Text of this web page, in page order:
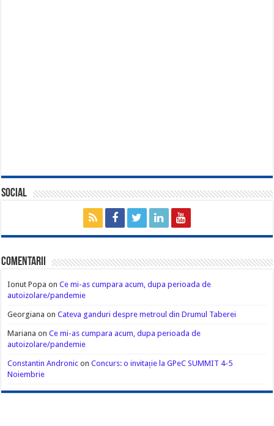
Social
Comentarii
Ionut Popa onCe mi-as cumpara acum, dupa perioada de
autoizolare/pandemie
Georgiana onCateva ganduri despre metroul din Drumul Taberei
Mariana onCe mi-as cumpara acum, dupa perioada de
autoizolare/pandemie
Constantin Andronic onConcurs: o invitație la GPeC SUMMIT 4-5
Noiembrie